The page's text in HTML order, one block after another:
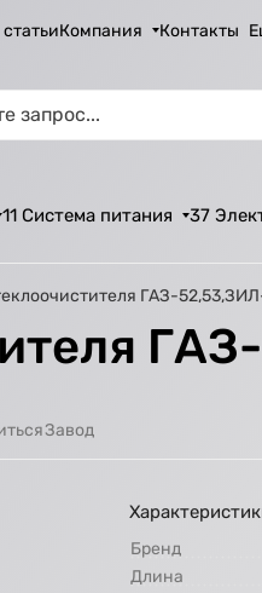
Компания Контакты
11 Система питания 37
ГАЗ-
Завод
Бренд
Длина